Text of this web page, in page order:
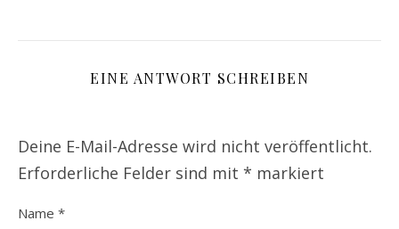
EINE ANTWORT SCHREIBEN
Deine E-Mail-Adresse wird nicht veröffentlicht.
Erforderliche Felder sind mit * markiert
Name *